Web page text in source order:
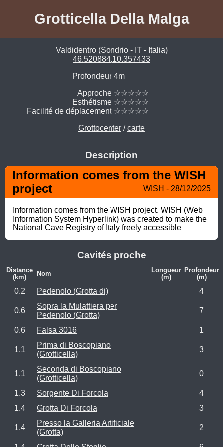
Grotticella Della Malga
Valdidentro (Sondrio - IT - Italia)
46.520884,10.357433
Profondeur 4m
Approche ☆☆☆☆☆
Esthétisme ☆☆☆☆☆
Facilité de déplacement ☆☆☆☆☆
Grottocenter /carte
Description
Information comes from the WISH
project
WISH - 28/12/2025
Information comes from the WISH project. WISH (Web
Information System Hyperlink) was created to make the
National Cave Registry of Italy freely accessible
Cavités proche
Distance
(km)
Nom
Longueur
(m)
Profondeur
(m)
0.2 Pedenolo (Grotta di) 4
0.6
Sopra la Mulattiera per
Pedenolo (Grotta)
7
0.6 Falsa 3016 1
1.1
Prima di Boscopiano
(Grotticella)
3
1.1
Seconda di Boscopiano
(Grotticella)
0
1.3 Sorgente Di Forcola
4
1.4
Grotta Di Forcola 3
1.4
Presso la Galleria Artificiale
(Grotta)
2